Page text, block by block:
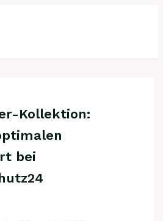
Kollektion:
bei